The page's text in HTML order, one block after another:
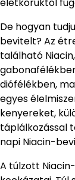
életkoruktól
De hogyan
bevitelt? Az
található
diófélékben,
egyes
kenyereket,
táplálkozással
napi Niacin-
A túlzott